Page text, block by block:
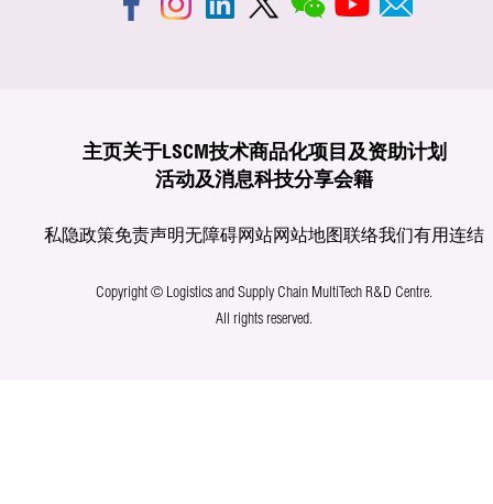
主页关于LSCM技术商品化项目及资助计划
活动及消息科技分享会籍
私隐政策免责声明无障碍网站网站地图联络我们有用连结
Copyright © Logistics and Supply Chain MultiTech R&D Centre.
All rights reserved.